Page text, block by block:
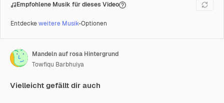
Empfohlene Musik für dieses Video
Entdeckeweitere Musik-Optionen
Mandeln auf rosa Hintergrund
Towfiqu Barbhuiya
Vielleicht gefällt dir auch